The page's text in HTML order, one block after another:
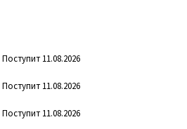
Поступит 11.08.2026
Поступит 11.08.2026
Поступит 11.08.2026